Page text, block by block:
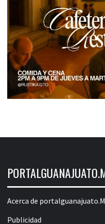
Acerca de
Publicidad